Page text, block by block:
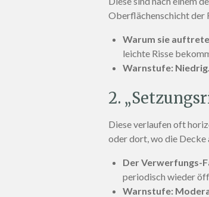
Oberflächenschicht der
Warum sie
leichte Risse
Warnstufe: Niedrig.
2.
Diese verlaufen oft
oder dort, wo die
Der Verwerfungs-
periodisch wieder
Warnstufe: